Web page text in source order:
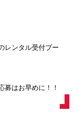
レンタル受付ブー
募はお早めに！！